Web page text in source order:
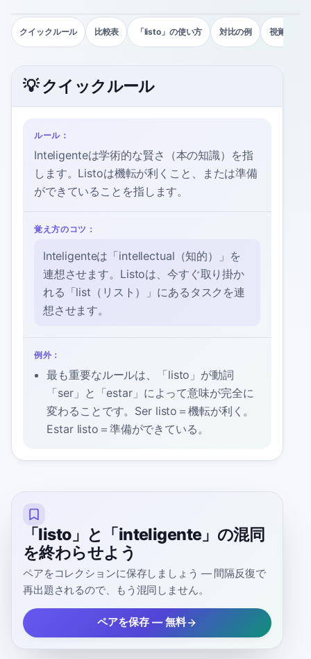
クイックルール 比較表 「listo」の使い方 対比の例 視覚的な
💡 クイックルール
ルール：
Inteligenteは学術的な賢さ（本の知識）を指
します。Listoは機転が利くこと、または準備
ができていることを指します。
覚え方のコツ：
Inteligenteは「intellectual（知的）」を
連想させます。Listoは、今すぐ取り掛か
れる「list（リスト）」にあるタスクを連
想させます。
例外：
最も重要なルールは、「listo」が動詞
「ser」と「estar」によって意味が完全に
変わることです。Ser listo＝機転が利く。
Estar listo＝準備ができている。
「listo」と「inteligente」の混同
を終わらせよう
ペアをコレクションに保存しましょう — 間隔反復で
再出題されるので、もう混同しません。
ペアを保存 — 無料